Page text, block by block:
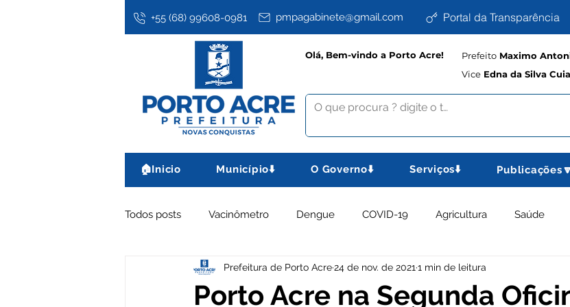
+55 (68) 99608-0981 pmpagabinete@gmail.com Portal da Transparência
Olá, Bem-vindo a Porto Acre! Prefeito Maximo
Vice Edna da Silva
🏠Inicio Município⬇️ O Governo⬇️ Serviços⬇️ Publicações🔽
Todos posts Vacinômetro Dengue COVID-19 Agricultura Saúde
Assistência Social Datas comemorativas Educação e Cultura
Porto Acre na Segunda
Prefeitura de Porto Acre24 de nov. de 2021 1 min de leitura